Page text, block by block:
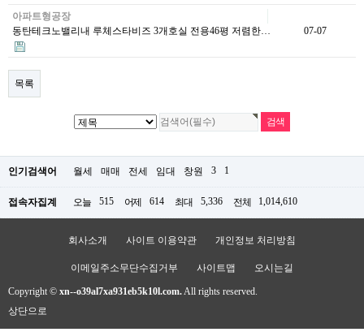
아파트형공장
동탄테크노밸리내 루체스타비즈 3개호실 전용46평 저렴한…
07-07
목록
인기검색어 월세 매매 전세 임대 창원 3 1
접속자집계 오늘 515 어제 614 최대 5,336 전체 1,014,610
회사소개 사이트 이용약관 개인정보 처리방침
이메일주소무단수집거부 사이트맵 오시는길
Copyright © xn--o39al7xa931eb5k10l.com.All rights reserved.
상단으로